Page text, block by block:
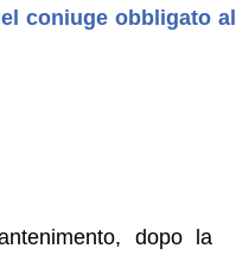
coniuge obbligato al
dopo la